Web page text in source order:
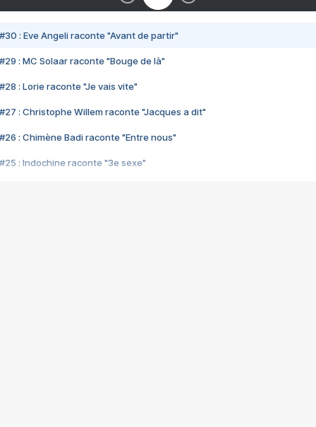
#30 : Eve Angeli raconte "Avant de partir"
#29 : MC Solaar raconte "Bouge de là"
#28 : Lorie raconte "Je vais vite"
#27 : Christophe Willem raconte "Jacques a dit"
#26 : Chimène Badi raconte "Entre nous"
#25 : Indochine raconte "3e sexe"